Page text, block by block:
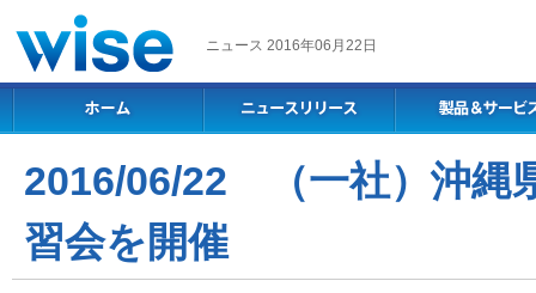
ニュース 2016年06月22日
2016/06/22 （一社）沖縄
習会を開催